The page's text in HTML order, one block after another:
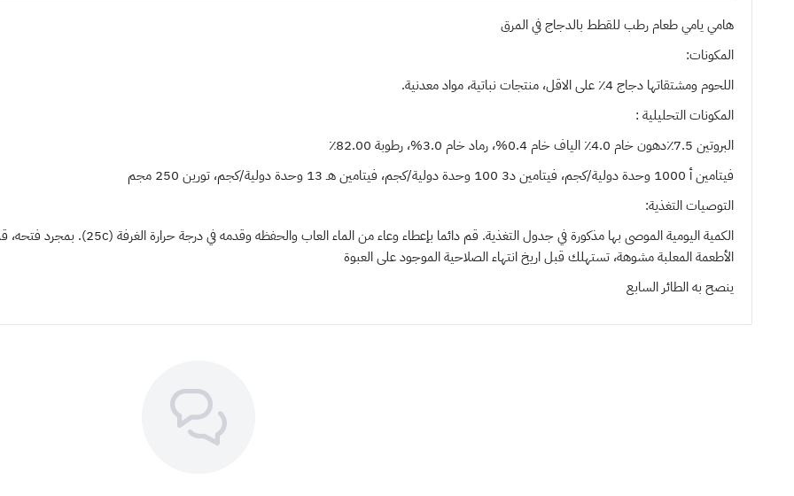
هامي يامي طعام رطب للقطط بالدجاج في المرق
المكونات:
اللحوم ومشتقاتها دجاج 4٪ على الاقل، منتجات نباتية، مواد معدنية.
المكونات التحليلية :
البروتين 7.5٪دهون خام 4.0٪ الياف خام 0.4%، رماد خام 3.0%، رطوبة 82.00٪
فيتامين أ 1000 وحدة دولية/كجم، فيتامين د3 100 وحدة دولية/كجم، فيتامين هـ 13 وحدة دولية/كجم، تورين 250 مجم
التوصيات التغذية:
الأطعمة المعلبة مشوهة، تستهلك قبل اريخ انتهاء الصلاحية الموجود على العبوة
ينصح بهالطائر السابع